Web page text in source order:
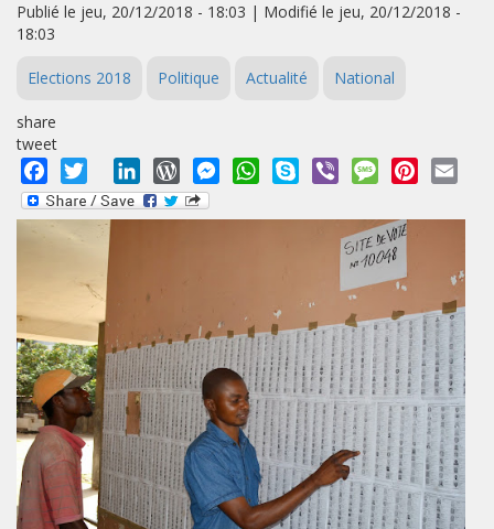
Publié le jeu, 20/12/2018 - 18:03 | Modifié le jeu, 20/12/2018 -
18:03
Elections 2018 Politique Actualité National
share
tweet
Facebook
Twitter LinkedInWordPressMessengerWhatsApp
Skype Viber MessagePinterest